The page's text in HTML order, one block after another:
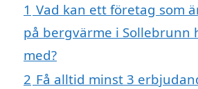
1 Vad kan ett företag som
på bergvärme i Sollebrunn
med?
2 Få alltid minst 3